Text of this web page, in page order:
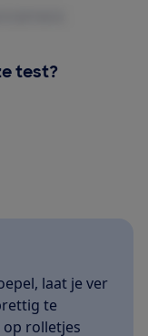
test?
laat je ver
te
op rolletjes